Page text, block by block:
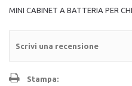
MINI CABINET A BATTERIA PER
Scrivi una recensione
Stampa: